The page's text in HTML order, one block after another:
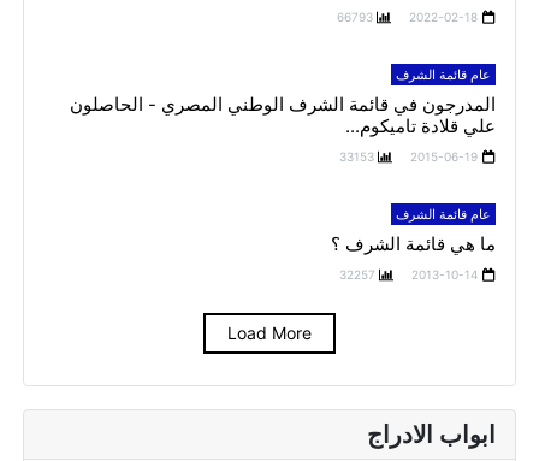
ابواب الادراج
2022-02-18
66793
عام قائمة الشرف
المدرجون في قائمة الشرف الوطني المصري - الحاصلون
علي قلادة تاميكوم...
2015-06-19
33153
عام قائمة الشرف
ما هي قائمة الشرف ؟
2013-10-14
32257
Load More